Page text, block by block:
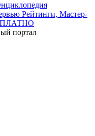
Рейтинги, Мастер-
портал